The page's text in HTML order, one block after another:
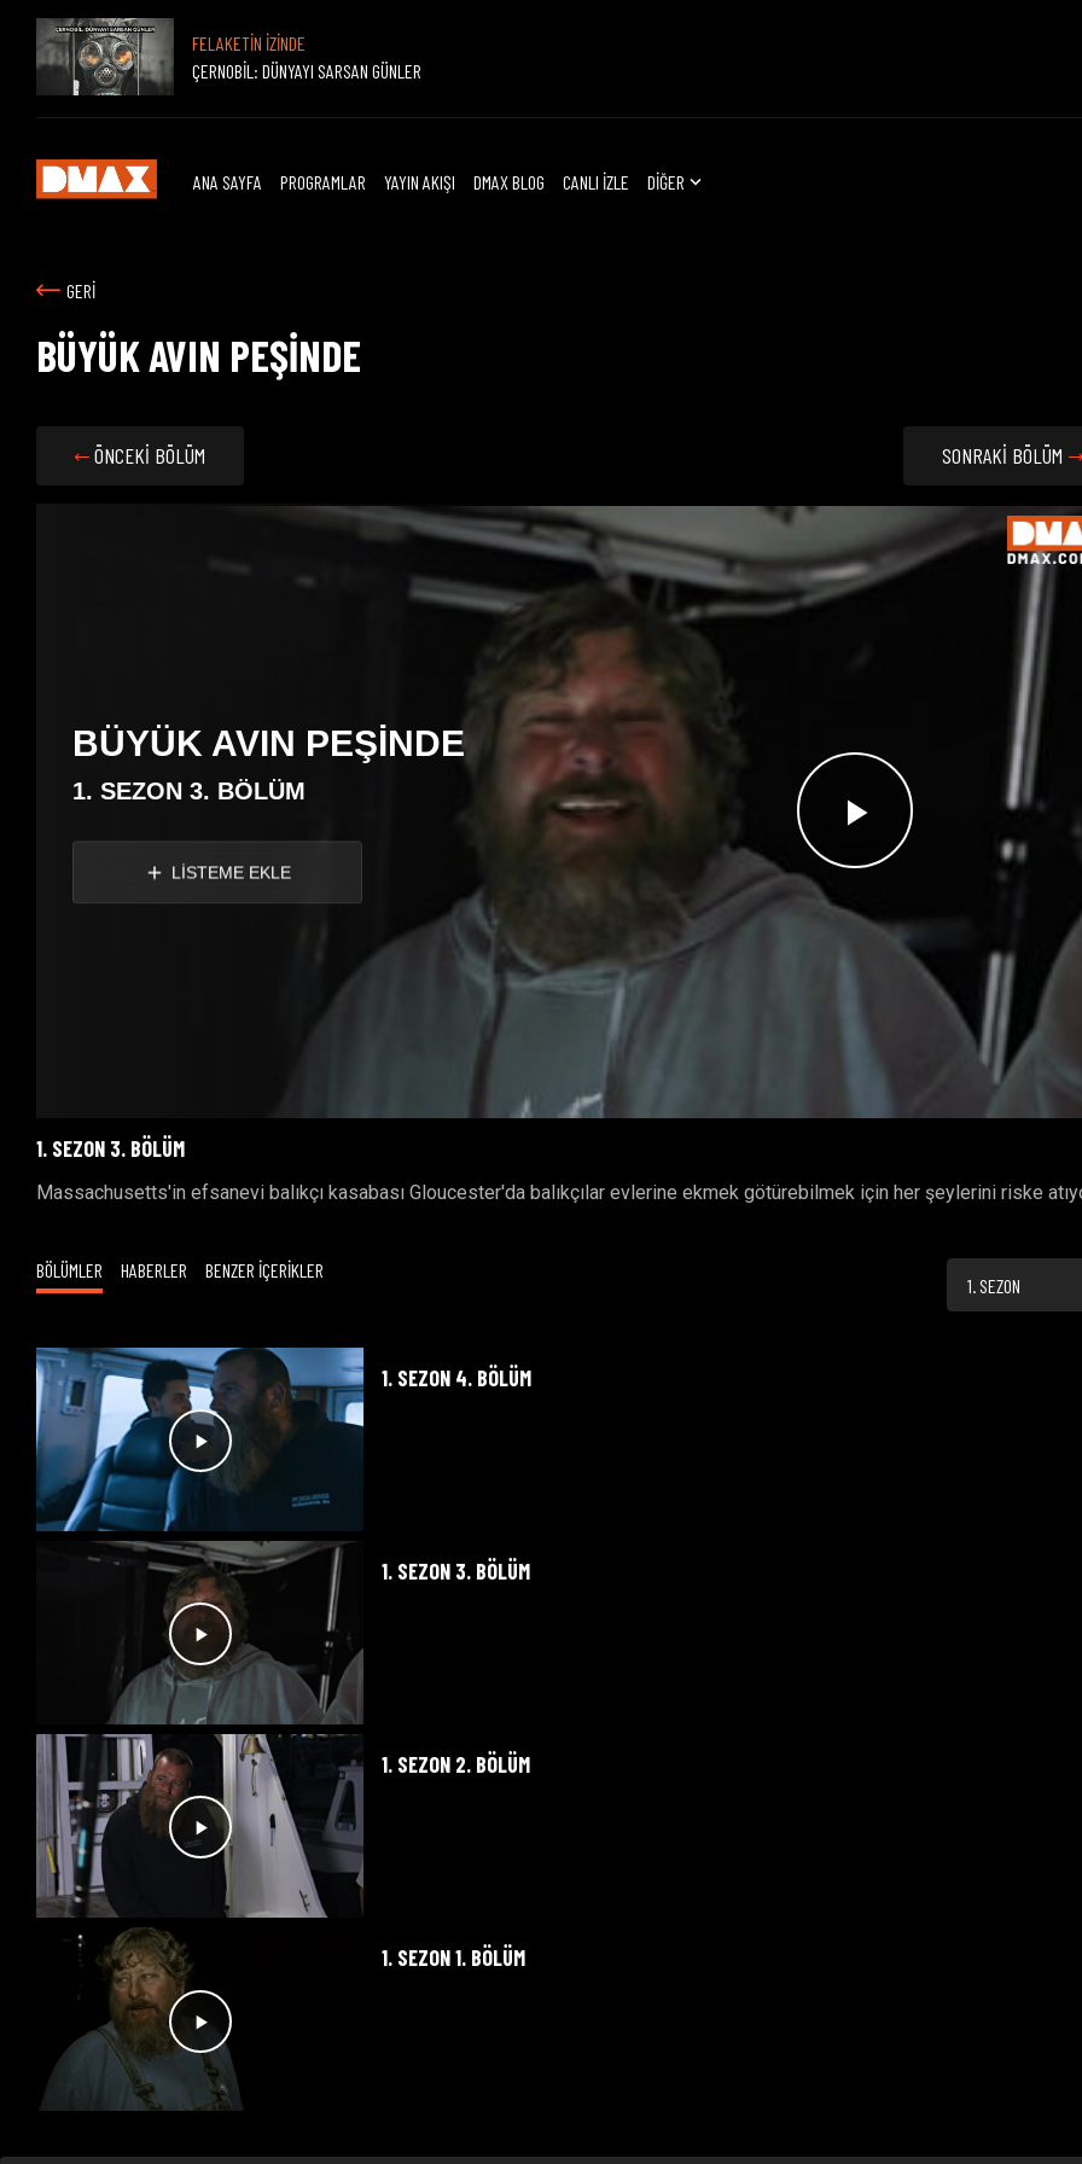
FELAKETİN İZİNDE
ÇERNOBİL: DÜNYAYI SARSAN GÜNLER
ANA SAYFA PROGRAMLAR YAYIN AKIŞI DMAX BLOG CANLI İZLE DİĞER
GERİ
BÜYÜK AVIN PEŞİNDE
ÖNCEKİ BÖLÜM SONRAKİ BÖLÜM
Videoyu
Oynat
BÜYÜK AVIN PEŞİNDE
1. SEZON 3. BÖLÜM
LİSTEME EKLE
1. SEZON 3. BÖLÜM
Massachusetts'in efsanevi balıkçı kasabası Gloucester'da balıkçılar evlerine ekmek götürebilmek için her şeylerini riske
BÖLÜMLER HABERLER BENZER İÇERİKLER
1. SEZON
1. SEZON 4. BÖLÜM
1. SEZON 3. BÖLÜM
1. SEZON 2. BÖLÜM
1. SEZON 1. BÖLÜM